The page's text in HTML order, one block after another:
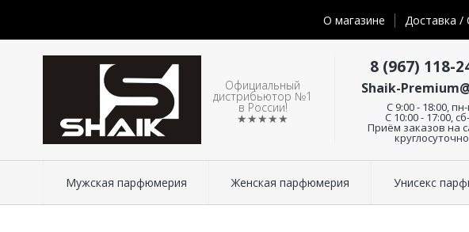
О магазине Доставка /
Официальный
дистрибьютор №1
в России!
★★★★★
8 (967) 118-
Shaik-
C 9:00 - 18:00,
С 10:00 - 17:00,
Приём заказов на
Мужская парфюмерия Женская парфюмерия Унисекс